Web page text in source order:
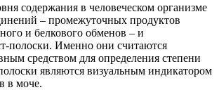
содержания в человеческом организме
– промежуточных продуктов
и белкового обменов – и
полоски. Именно они считаются
средством для определения степени
являются визуальным индикатором
в моче.